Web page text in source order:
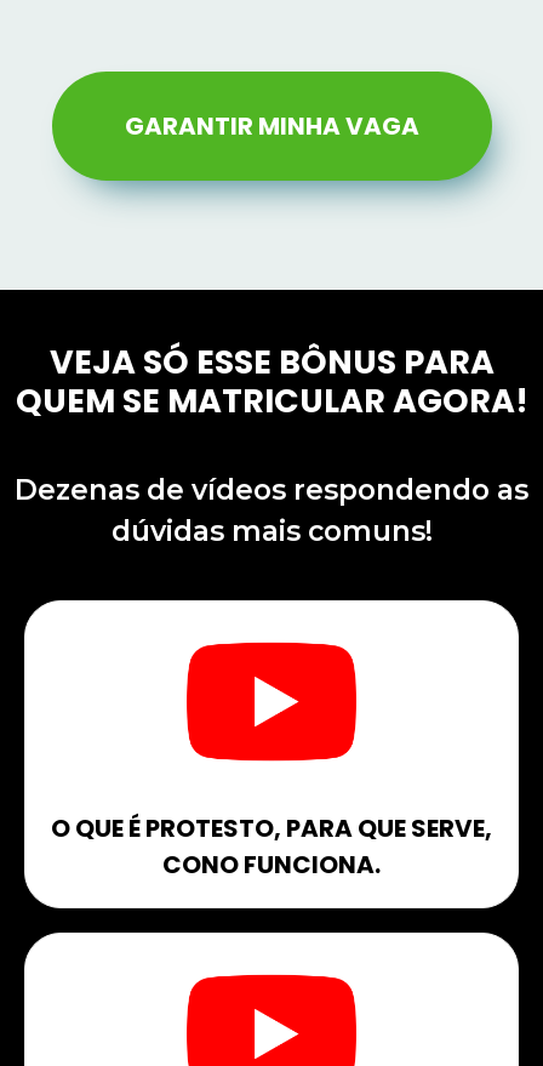
GARANTIR MINHA VAGA
VEJA SÓ ESSE BÔNUS PARA
QUEM SE MATRICULAR AGORA!​
Dezenas de vídeos respondendo as
dúvidas mais comuns!
O QUE É PROTESTO, PARA QUE SERVE,
CONO FUNCIONA.​